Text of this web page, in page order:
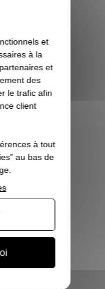
? Toujours
film de
sont pas
mais une
êtes, ici, sur
et
à la
et
des
le trafic afin
client
à tout
au bas de